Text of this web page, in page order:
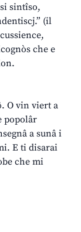
sintîso,
(il
che e
O vin viert a
popolâr
a sunâ i
E ti disarai
che mi